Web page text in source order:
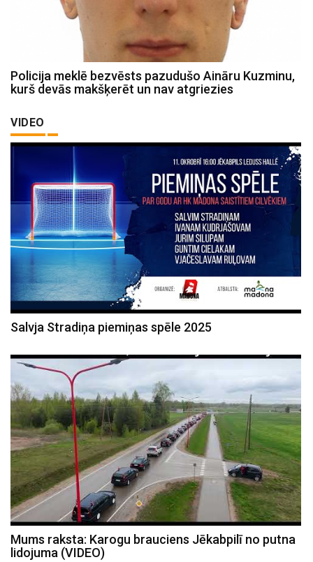
Policija meklē bezvēsts pazudušo Aināru Kuzminu,
kurš devās makšķerēt un nav atgriezies
VIDEO
Salvja Stradiņa piemiņas spēle 2025
Mums raksta: Karogu brauciens Jēkabpilī no putna
lidojuma (VIDEO)